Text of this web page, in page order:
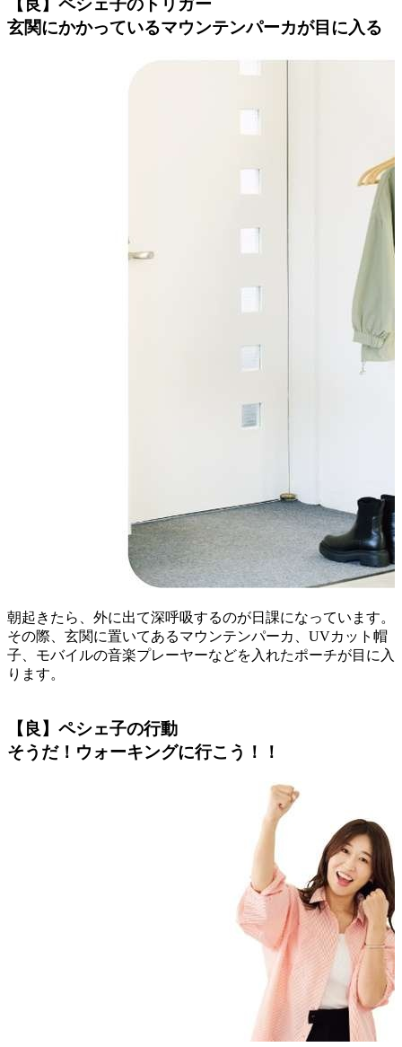
【良】ペシェ子のトリガー
玄関にかかっているマウンテンパーカが目に入る
朝起きたら、外に出て深呼吸するのが日課になっています。
その際、玄関に置いてあるマウンテンパーカ、UVカット帽
子、モバイルの音楽プレーヤーなどを入れたポーチが目に入
ります。
【良】ペシェ子の行動
そうだ！ウォーキングに行こう！！